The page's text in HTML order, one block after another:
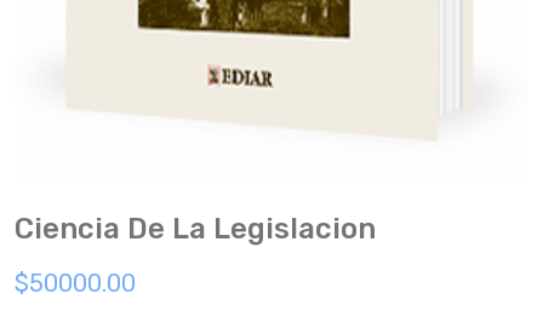
Ciencia De La Legislacion
$50000.00